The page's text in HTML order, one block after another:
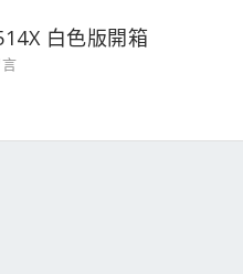
白色版開箱